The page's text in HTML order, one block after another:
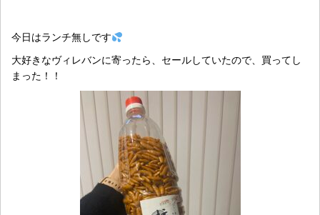
今日はランチ無しです
大好きなヴィレバンに寄ったら、セールしていたので、買ってし
まった！！